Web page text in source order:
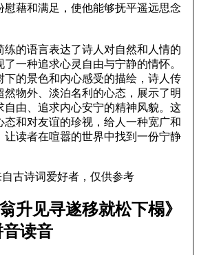
慰藉和满足，使他能够抚平遥远思念
练的语言表达了诗人对自然和人情的
了一种追求心灵自由与宁静的情怀。
下的景色和内心感受的描绘，诗人传
然物外、淡泊名利的心态，展示了明
自由、追求内心安宁的精神风貌。这
态和对友谊的珍视，给人一种宽广和
让读者在喧嚣的世界中找到一份宁静
古诗词爱好者，仅供参考
翁升见寻遂移就松下榻》
读音